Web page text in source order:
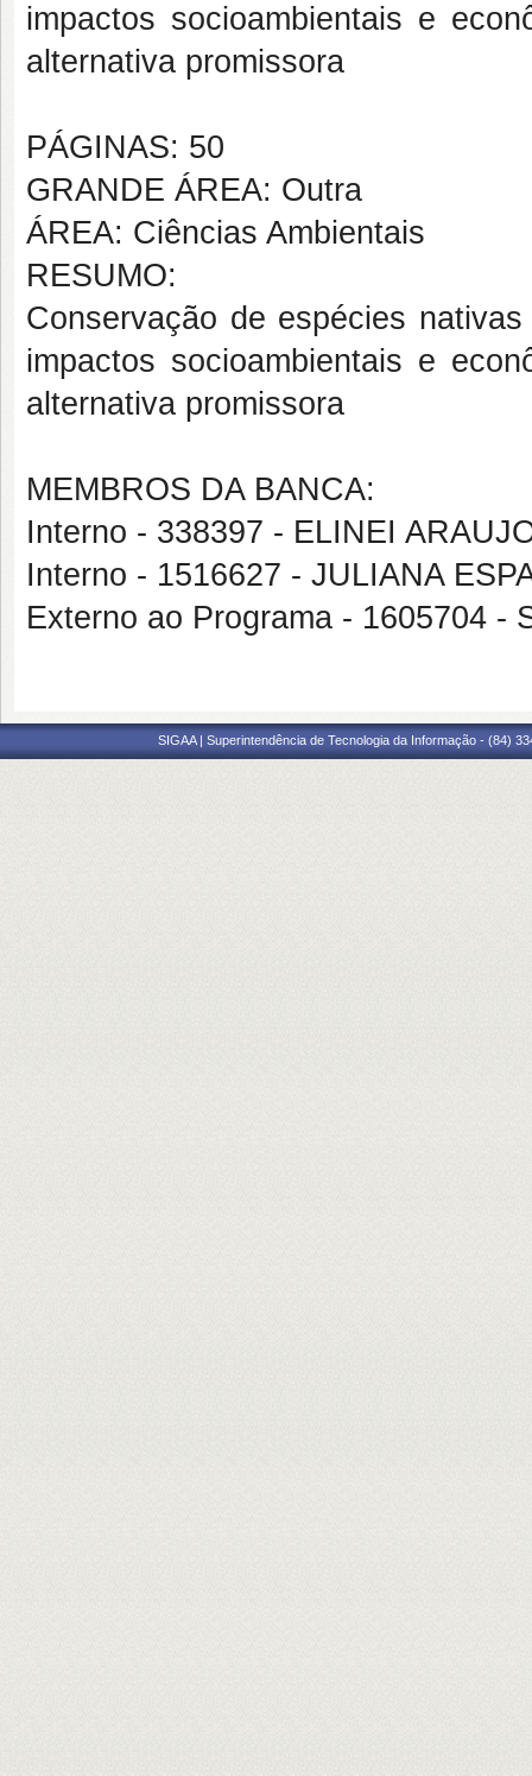
impactos socioambientais e
alternativa promissora
PÁGINAS: 50
GRANDE ÁREA: Outra
ÁREA: Ciências Ambientais
RESUMO:
Conservação de espécies
impactos socioambientais e
alternativa promissora
MEMBROS DA BANCA:
Interno - 338397 - ELINEI
Interno - 1516627 - JULIANA
Externo ao Programa - 1605704 -
SIGAA | Superintendência de Tecnologia da Informação - (84)